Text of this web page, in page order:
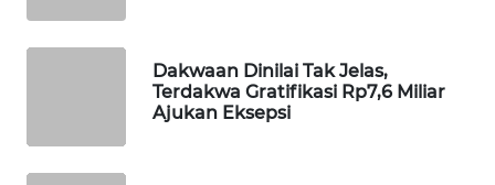
Dakwaan Dinilai Tak Jelas,
Terdakwa Gratifikasi Rp7,6 Miliar
Ajukan Eksepsi